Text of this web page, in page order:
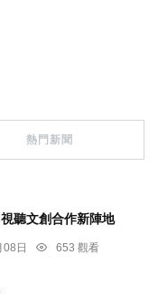
熱門新聞
聽文創合作新陣地
08日
653 觀看